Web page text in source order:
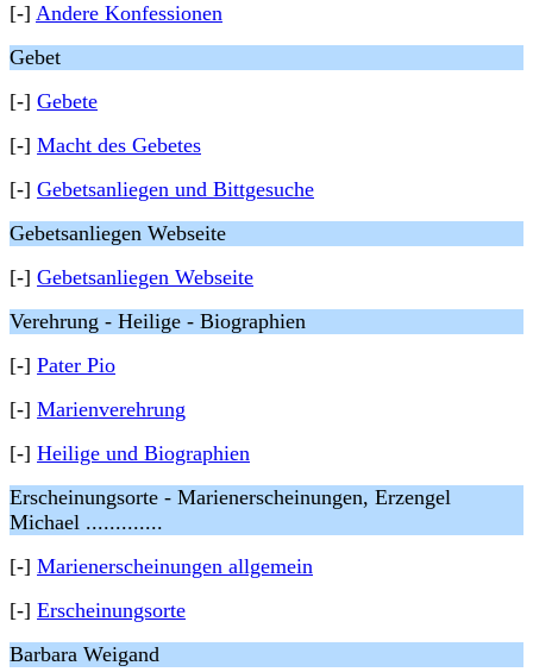
[-] Andere Konfessionen
Gebet
[-] Gebete
[-] Macht des Gebetes
[-] Gebetsanliegen und Bittgesuche
Gebetsanliegen Webseite
[-] Gebetsanliegen Webseite
Verehrung - Heilige - Biographien
[-] Pater Pio
[-] Marienverehrung
[-] Heilige und Biographien
Erscheinungsorte - Marienerscheinungen, Erzengel
Michael .............
[-] Marienerscheinungen allgemein
[-] Erscheinungsorte
Barbara Weigand